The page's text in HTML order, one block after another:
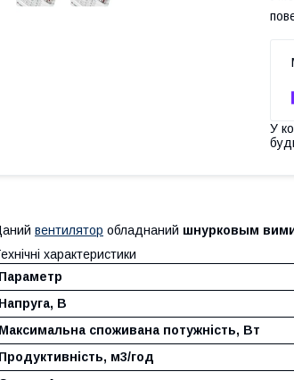
У
вентилятор обладнаний шнурковым
характеристики
В
споживана потужність, Вт
м3/год